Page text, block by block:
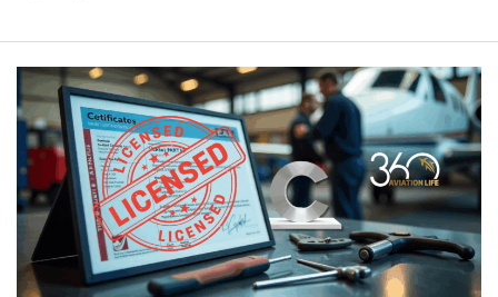
Licencia
Categoría
C
EASA:
Avance
Estratégico
de
Carrera